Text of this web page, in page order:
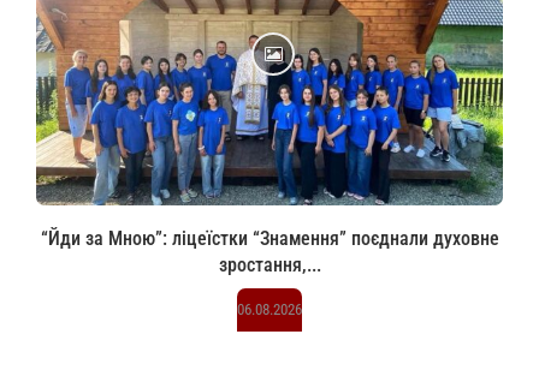
“Йди за Мною”: ліцеїстки “Знамення” поєднали духовне
зростання,...
06.08.2026